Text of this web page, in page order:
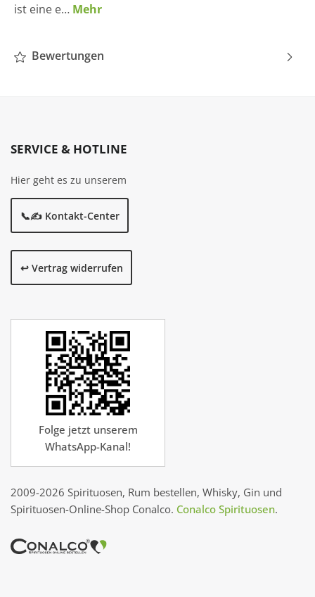
ist eine e… Mehr
Bewertungen
SERVICE & HOTLINE
Hier geht es zu unserem
📞✍️ Kontakt-Center
↩️ Vertrag widerrufen
Folge jetzt unserem
WhatsApp-Kanal!
2009-2026 Spirituosen, Rum bestellen, Whisky, Gin und
Spirituosen-Online-Shop Conalco. Conalco Spirituosen.